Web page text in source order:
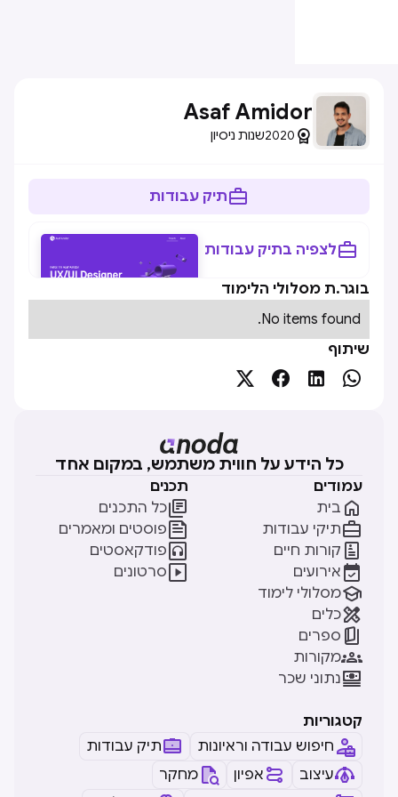
Asaf Amidor

2020שנות ניסיון
תיק עבודות
לצפיה בתיק עבודות
בוגר.ת מסלולי הלימוד
No items found.
שיתוף




כל הידע על חווית משתמש, במקום אחד
עמודים
בית 
תיקי עבודות
קורות חיים 
אירועים 
מסלולי לימוד
כלים
ספרים 
מקורות
נתוני שכר
תכנים
כל התכנים
פוסטים ומאמרים
פודקאסטים
סרטונים
קטגוריות
חיפוש עבודה וראיונות
תיק עבודות
עיצוב
אפיון
מחקר